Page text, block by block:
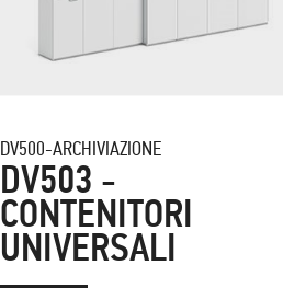
DV500-ARCHIVIAZIONE
DV503 -
CONTENITORI
UNIVERSALI